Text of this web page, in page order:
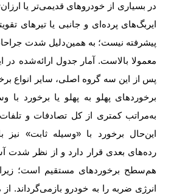
در بسیاری از خودروهای قدیمی‌تر یا
ایربگ‌های پرده‌ای و جانبی یا تیرهای
پیشرفته نیست؛ به همین‌دلیل شدت
معمولا بالاست. آمار جدول ارائه‌شده در
پس از این سه گروه اصلی، سایر انواع
برخوردهای پهلو به پهلو یا برخورد با
به‌مراتب کمتری از کل تصادفات و
این‌حال برخورد با «وسیله ثابت» نیز
رده‌های بعدی قرار دارد و از نظر شدت
هم‌سطح برخوردهای مستقیم است؛
انرژی ضربه را به خودرو بازمی‌گرداند.